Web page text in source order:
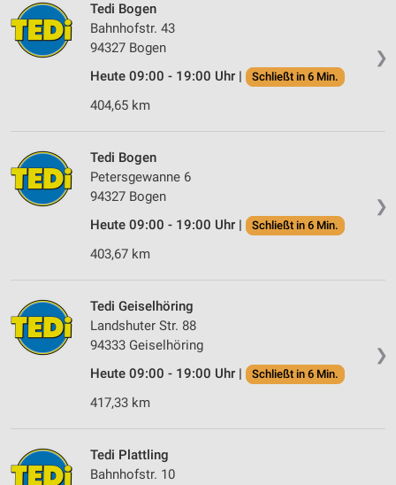
❯
Tedi Bogen
Bahnhofstr. 43
94327 Bogen
Heute 09:00 - 19:00 Uhr |
Schließt in 6 Min.
404,65 km
❯
Tedi Bogen
Petersgewanne 6
94327 Bogen
Heute 09:00 - 19:00 Uhr |
Schließt in 6 Min.
403,67 km
❯
Tedi Geiselhöring
Landshuter Str. 88
94333 Geiselhöring
Heute 09:00 - 19:00 Uhr |
Schließt in 6 Min.
417,33 km
Tedi Plattling
Bahnhofstr. 10